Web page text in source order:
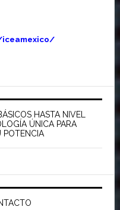
HASTA NIVEL
ÚNICA PARA
POTENCIA